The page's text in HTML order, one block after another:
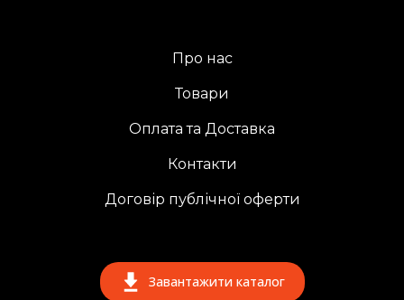
Про нас
Товари
Оплата та Доставка
Контакти
Договір публічної оферти
Завантажити каталог